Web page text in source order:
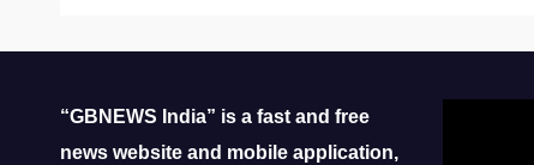
“GBNEWS India” is a fast and free
news website and mobile application,